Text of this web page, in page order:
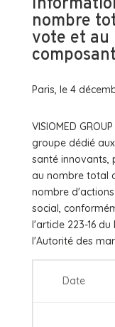
nombre
vote et au
Paris, le 4
VISIOMED
groupe dédié
santé innovants,
au nombre total
nombre
social,
l'article 223-16
l'Autorité des
Date